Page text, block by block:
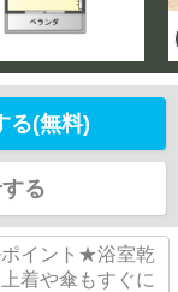
る(無料)
る
イント★浴室乾
着や傘もすぐに